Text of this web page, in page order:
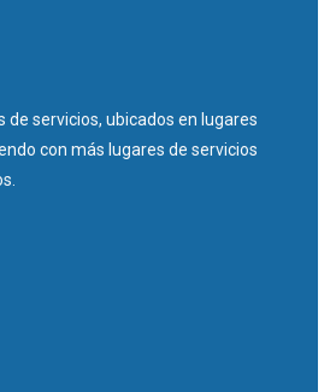
de servicios, ubicados en lugares
con más lugares de servicios